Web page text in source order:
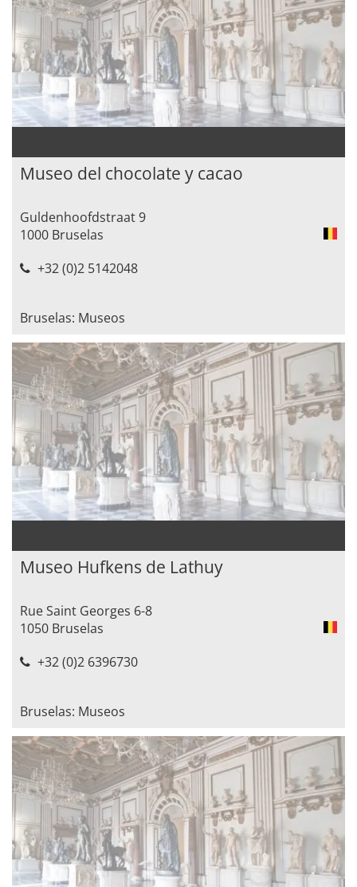
Museo del chocolate y cacao
Guldenhoofdstraat 9
1000 Bruselas
+32 (0)2 5142048
Bruselas: Museos
Museo Hufkens de Lathuy
Rue Saint Georges 6-8
1050 Bruselas
+32 (0)2 6396730
Bruselas: Museos